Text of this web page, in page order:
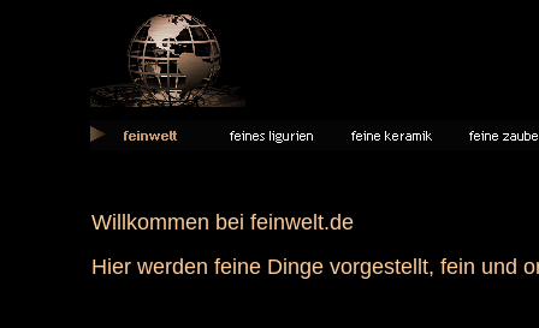
Willkommen bei feinwelt.de
Hier werden feine Dinge vorgestellt, fein und